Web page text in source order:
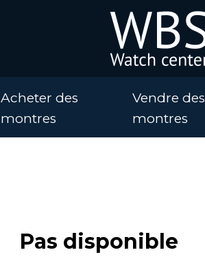
Acheter des
montres
Vendre des
montres
Pas disponible